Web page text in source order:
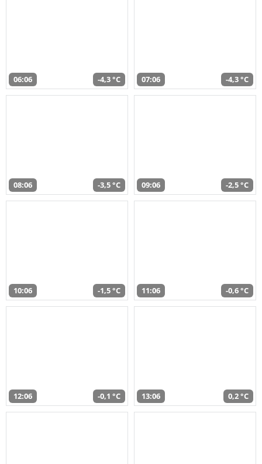
06:06 -4,3 °C 07:06 -4,3 °C
08:06 -3,5 °C 09:06 -2,5 °C
10:06 -1,5 °C 11:06 -0,6 °C
12:06 -0,1 °C 13:06 0,2 °C